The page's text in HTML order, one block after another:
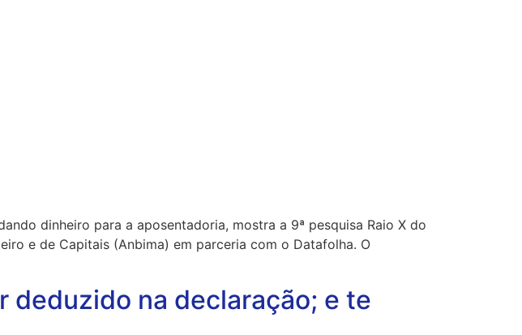
dinheiro para a aposentadoria, mostra a 9ª pesquisa Raio X do
e de Capitais (Anbima) em parceria com o Datafolha. O
deduzido na declaração; e te